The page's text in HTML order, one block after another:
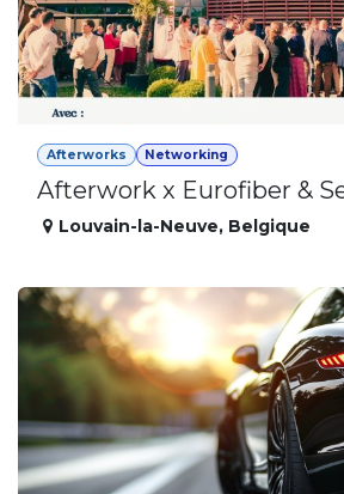
Afterworks Networking
Afterwork x Eurofiber &
Louvain-la-Neuve, Belgique